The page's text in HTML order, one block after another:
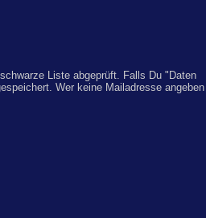
Liste abgeprüft. Falls Du "Daten
Wer keine Mailadresse angeben